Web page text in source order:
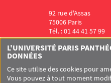
92 rue d'Assas
75006 Paris
Tél. : 01 44 41 57 99
Menu RS IFP
L'UNIVERSITÉ PARIS
DONNÉES
Ce site utilise des cookies pour
Vous pouvez à tout moment